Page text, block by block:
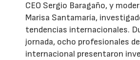
CEO Sergio Baragaño, y
Marisa Santamaría,
tendencias internacionales.
jornada, ocho profesionales
internacional presentaron